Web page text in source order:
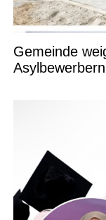
Gemeinde